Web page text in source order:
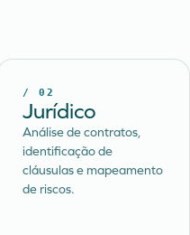
/ 02
Jurídico
Análise de contratos,
identificação de
cláusulas e mapeamento
de riscos.